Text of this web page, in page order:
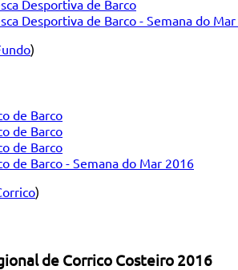
Desportiva de Barco
Desportiva de Barco - Semana do
)
de Barco
de Barco
de Barco
de Barco - Semana do Mar 2016
)
de Corrico Costeiro 2016